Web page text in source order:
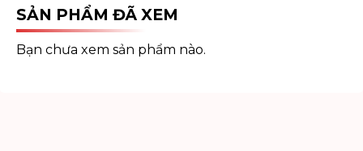
SẢN PHẨM ĐÃ XEM
Bạn chưa xem sản phẩm nào.